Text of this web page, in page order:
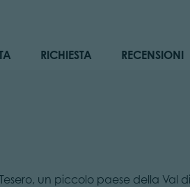
RICHIESTA RECENSIONI
un piccolo paese della Val